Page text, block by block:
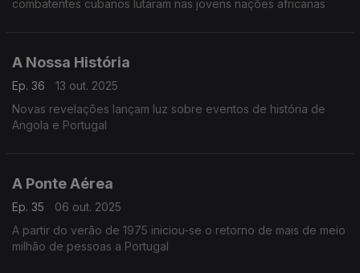
combatentes cubanos lutaram nas jovens nações africanas
A Nossa História
Ep. 36
13 out. 2025
Novas revelações lançam luz sobre eventos de história de
Angola e Portugal
A Ponte Aérea
Ep. 35
06 out. 2025
A partir do verão de 1975 iniciou-se o retorno de mais de meio
milhão de pessoas a Portugal